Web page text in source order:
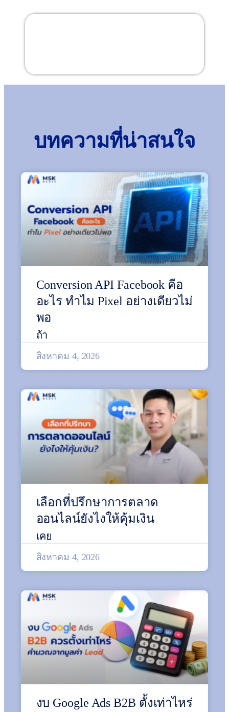
สารบัญ
บทความที่น่าสนใจ
Conversion API Facebook คือ
อะไร ทำไม Pixel อย่างเดียวไม่
พอ
ถ้า
สิงหาคม 4, 2026
เลือกที่ปรึกษาการตลาด
ออนไลน์ยังไงให้คุ้มเงิน
เคย
สิงหาคม 4, 2026
งบ Google Ads B2B ตั้งเท่าไหร่